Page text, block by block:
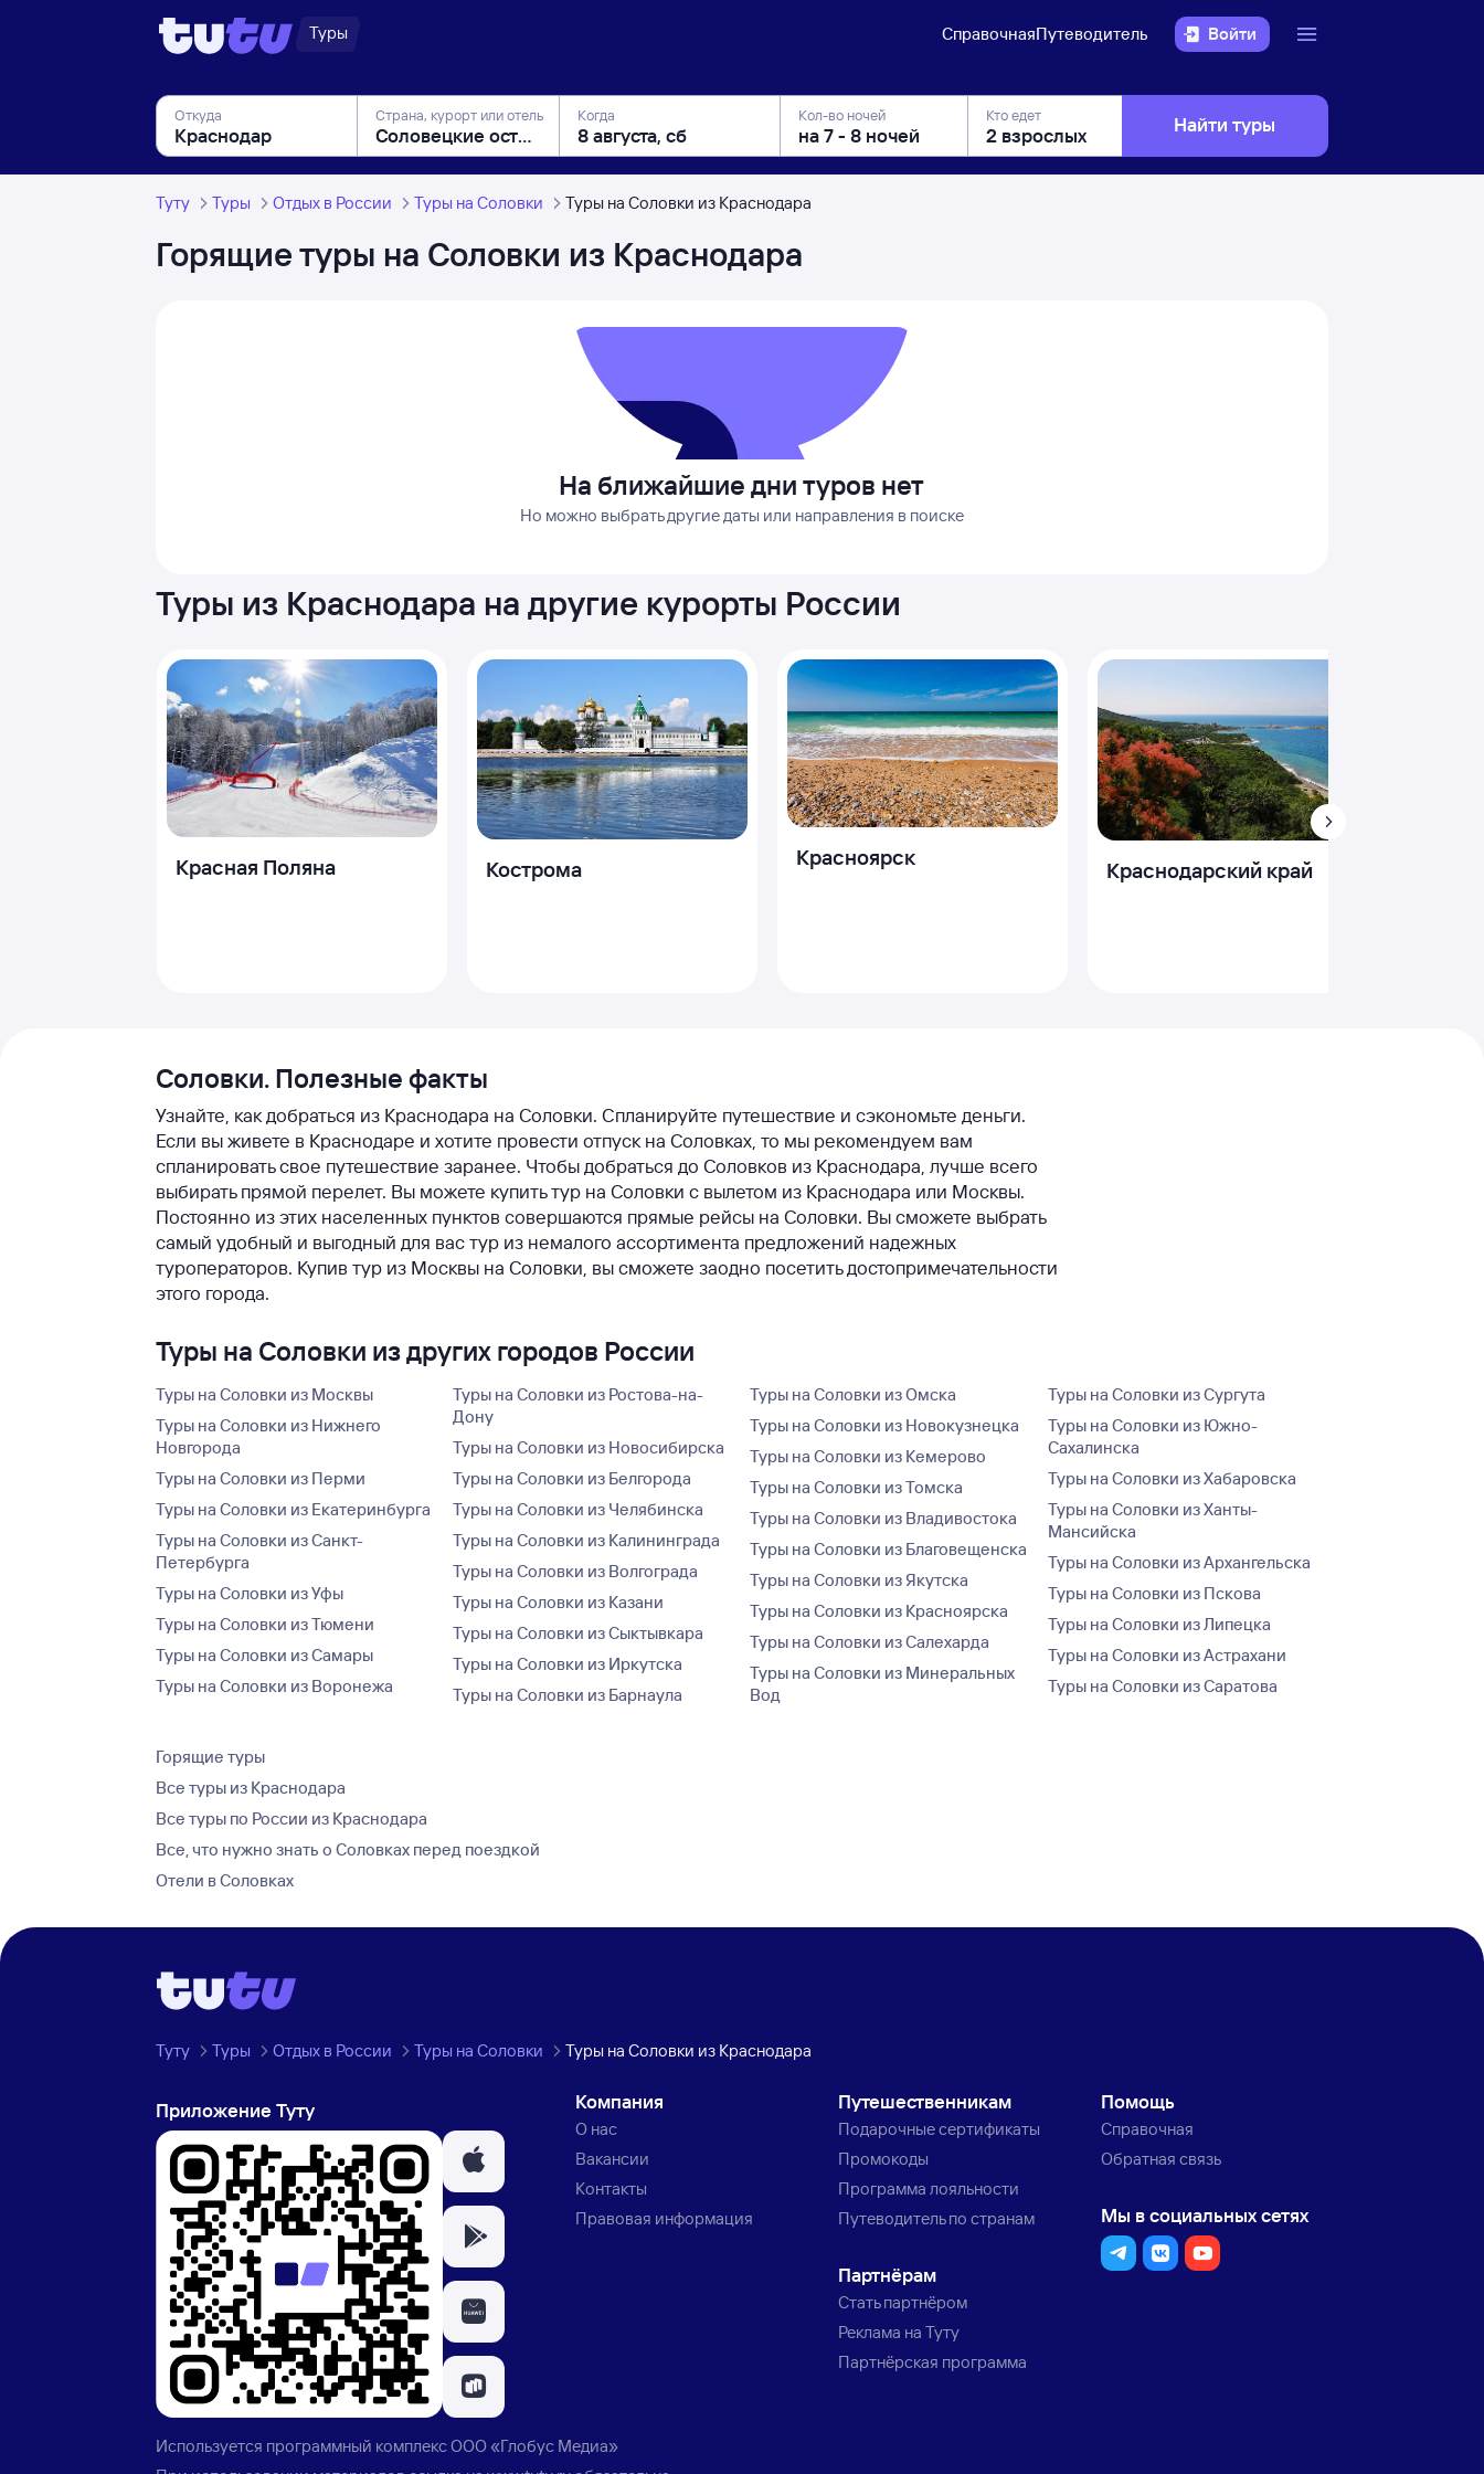
Туры СправочнаяПутеводитель Войти
Откуда Страна, курорт или отель Когда Кол-во ночей Кто едет Найти туры
Туту Туры Отдых в России Туры на Соловки Туры на Соловки из Краснодара
Горящие туры на Соловки из Краснодара
На ближайшие дни туров нет
Но можно выбрать другие даты или направления в поиске
Туры из Краснодара на другие курорты России
Красная Поляна Кострома Красноярск
Краснодарский край
Соловки. Полезные факты
Узнайте, как добраться из Краснодара на Соловки. Спланируйте путешествие и сэкономьте деньги.
Если вы живете в Краснодаре и хотите провести отпуск на Соловках, то мы рекомендуем вам
спланировать свое путешествие заранее. Чтобы добраться до Соловков из Краснодара, лучше всего
выбирать прямой перелет. Вы можете купить тур на Соловки с вылетом из Краснодара или Москвы.
Постоянно из этих населенных пунктов совершаются прямые рейсы на Соловки. Вы сможете выбрать
самый удобный и выгодный для вас тур из немалого ассортимента предложений надежных
туроператоров. Купив тур из Москвы на Соловки, вы сможете заодно посетить достопримечательности
этого города.
Туры на Соловки из других городов России
Туры на Соловки из Москвы
Туры на Соловки из Нижнего
Новгорода
Туры на Соловки из Перми
Туры на Соловки из Екатеринбурга
Туры на Соловки из Санкт-
Петербурга
Туры на Соловки из Уфы
Туры на Соловки из Тюмени
Туры на Соловки из Самары
Туры на Соловки из Воронежа
Туры на Соловки из Ростова-на-
Дону
Туры на Соловки из Новосибирска
Туры на Соловки из Белгорода
Туры на Соловки из Челябинска
Туры на Соловки из Калининграда
Туры на Соловки из Волгограда
Туры на Соловки из Казани
Туры на Соловки из Сыктывкара
Туры на Соловки из Иркутска
Туры на Соловки из Барнаула
Туры на Соловки из Омска
Туры на Соловки из Новокузнецка
Туры на Соловки из Кемерово
Туры на Соловки из Томска
Туры на Соловки из Владивостока
Туры на Соловки из Благовещенска
Туры на Соловки из Якутска
Туры на Соловки из Красноярска
Туры на Соловки из Салехарда
Туры на Соловки из Минеральных
Вод
Туры на Соловки из Сургута
Туры на Соловки из Южно-
Сахалинска
Туры на Соловки из Хабаровска
Туры на Соловки из Ханты-
Мансийска
Туры на Соловки из Архангельска
Туры на Соловки из Пскова
Туры на Соловки из Липецка
Туры на Соловки из Астрахани
Туры на Соловки из Саратова
Горящие туры
Все туры из Краснодара
Все туры по России из Краснодара
Все, что нужно знать о Соловках перед поездкой
Отели в Соловках
Туту Туры Отдых в России Туры на Соловки Туры на Соловки из Краснодара
Приложение Туту Компания
О нас
Вакансии
Контакты
Правовая информация
Путешественникам
Подарочные сертификаты
Промокоды
Программа лояльности
Путеводитель по странам
Партнёрам
Стать партнёром
Реклама на Туту
Партнёрская программа
Помощь
Справочная
Обратная связь
Мы в социальных сетях
Используется программный комплексООО «Глобус Медиа»